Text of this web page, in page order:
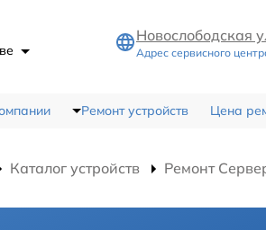
Новослободская
Адрес сервисного
Ремонт устройств Цена
Каталог устройств Ремонт